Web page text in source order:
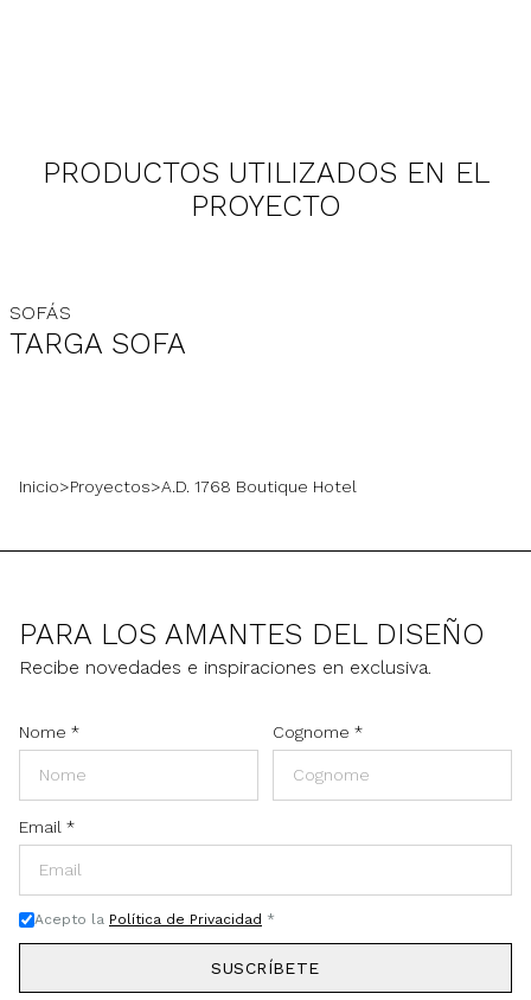
despreocupación, convivencia y
sociabilidad.
PRODUCTOS UTILIZADOS EN EL
PROYECTO
SOFÁS
TARGA SOFA
Inicio>Proyectos>A.D. 1768 Boutique Hotel
PARA LOS AMANTES DEL DISEÑO
Recibe novedades e inspiraciones en exclusiva.
Nome * Cognome *
Email *
Acepto la Política de Privacidad *
SUSCRÍBETE